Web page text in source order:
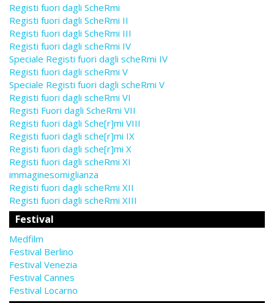
Registi fuori dagli ScheRmi
Registi fuori dagli ScheRmi II
Registi fuori dagli ScheRmi III
Registi fuori dagli scheRmi IV
Speciale Registi fuori dagli scheRmi IV
Registi fuori dagli scheRmi V
Speciale Registi fuori dagli scheRmi V
Registi fuori dagli scheRmi VI
Registi Fuori dagli ScheRmi VII
Registi fuori dagli Sche[r]mi VIII
Registi fuori dagli sche[r]mi IX
Registi fuori dagli sche[r]mi X
Registi fuori dagli scheRmi XI
immaginesomiglianza
Registi fuori dagli scheRmi XII
Registi fuori dagli scheRmi XIII
Festival
Medfilm
Festival Berlino
Festival Venezia
Festival Cannes
Festival Locarno